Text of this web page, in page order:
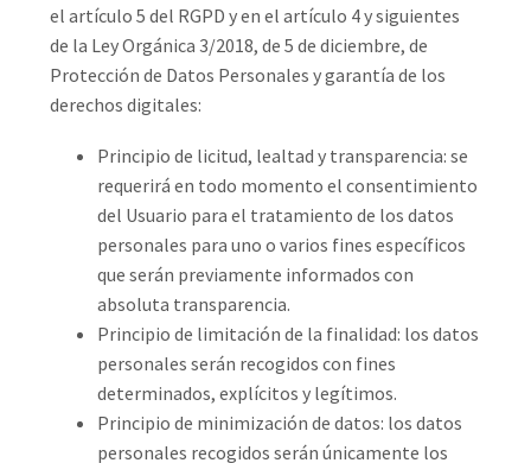
el artículo 5 del RGPD y en el artículo 4 y siguientes
de la Ley Orgánica 3/2018, de 5 de diciembre, de
Protección de Datos Personales y garantía de los
derechos digitales:
Principio de licitud, lealtad y transparencia: se
requerirá en todo momento el consentimiento
del Usuario para el tratamiento de los datos
personales para uno o varios fines específicos
que serán previamente informados con
absoluta transparencia.
Principio de limitación de la finalidad: los datos
personales serán recogidos con fines
determinados, explícitos y legítimos.
Principio de minimización de datos: los datos
personales recogidos serán únicamente los